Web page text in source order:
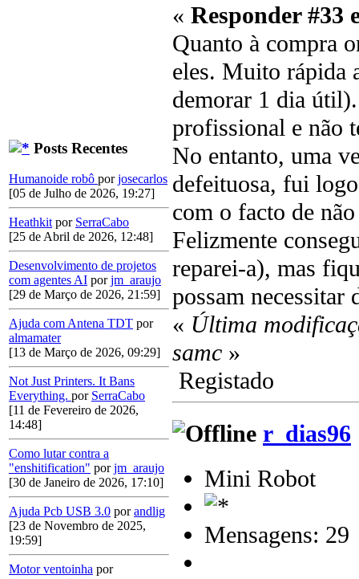
Posts Recentes
Humanoide robô porjosecarlos
[05 de Julho de 2026, 19:27]
Heathkit por SerraCabo
[25 de Abril de 2026, 12:48]
Desenvolvimento de projetos
com agentes AI porjm_araujo
[29 de Março de 2026, 21:59]
Ajuda com Antena TDT por
almamater
[13 de Março de 2026, 09:29]
Not Just Printers. It Bans
Everything. por SerraCabo
[11 de Fevereiro de 2026,
14:48]
Como lutar contra a
"enshitification" porjm_araujo
[30 de Janeiro de 2026, 17:10]
Ajuda Pcb USB 3.0 porandlig
[23 de Novembro de 2025,
19:59]
Motor ventoinha por
« Responder #33
Quanto à compra
eles. Muito rápida
demorar 1 dia
profissional e não
No entanto, uma
defeituosa, fui
com o facto de
Felizmente
reparei-a), mas
possam necessitar
« Última
samc »
Registado
r_dias96
Mini Robot
Mensagens: 29